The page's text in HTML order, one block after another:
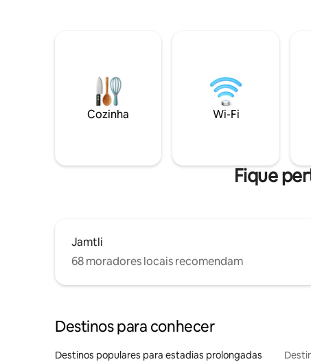
Cozinha Wi-Fi
Fique
Jamtli
68 moradores locais recomendam
Destinos para conhecer
Destinos populares para estadias prolongadas